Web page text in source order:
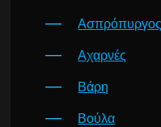
Ασπρόπυργος
Αχαρνές
Βάρη
Βούλα